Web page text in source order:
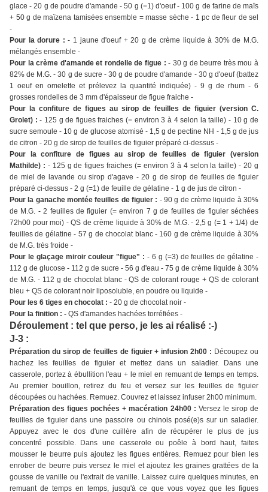
glace - 20 g de poudre d'amande - 50 g (=1) d'oeuf - 100 g de farine de maïs
+ 50 g de maïzena tamisées ensemble = masse sèche - 1 pc de fleur de sel
-
Pour la dorure :- 1 jaune d'oeuf + 20 g de crème liquide à 30% de M.G.
mélangés ensemble -
Pour la crème d'amande et rondelle de figue :- 30 g de beurre très mou à
82% de M.G. - 30 g de sucre - 30 g de poudre d'amande - 30 g d'oeuf (battez
1 oeuf en omelette et prélevez la quantité indiquée) - 9 g de rhum - 6
grosses rondelles de 3 mm d'épaisseur de figue fraiche -
Pour la confiture de figues au sirop de feuilles de figuier (version C.
Grolet) :- 125 g de figues fraiches (= environ 3 à 4 selon la taille) - 10 g de
sucre semoule - 10 g de glucose atomisé - 1,5 g de pectine NH - 1,5 g de jus
de citron - 20 g de sirop de feuilles de figuier préparé ci-dessus -
Pour la confiture de figues au sirop de feuilles de figuier (version
Mathilde) : - 125 g de figues fraiches (= environ 3 à 4 selon la taille) - 20 g
de miel de lavande ou sirop d'agave - 20 g de sirop de feuilles de figuier
préparé ci-dessus - 2 g (=1) de feuille de gélatine - 1 g de jus de citron -
Pour la ganache montée feuilles de figuier : - 90 g de crème liquide à 30%
de M.G. - 2 feuilles de figuier (= environ 7 g de feuilles de figuier séchées
72h00 pour moi) - QS de crème liquide à 30% de M.G. - 2,5 g (= 1 + 1/4) de
feuilles de gélatine - 57 g de chocolat blanc - 160 g de crème liquide à 30%
de M.G. très froide -
Pour le glaçage miroir couleur "figue" :- 6 g (=3) de feuilles de gélatine -
112 g de glucose - 112 g de sucre - 56 g d'eau - 75 g de crème liquide à 30%
de M.G. - 112 g de chocolat blanc - QS de colorant rouge + QS de colorant
bleu + QS de colorant noir liposoluble, en poudre ou liquide -
Pour les 6 tiges en chocolat : - 20 g de chocolat noir -
Pour la finition : - QS d'amandes hachées torréfiées -
Déroulement : tel que perso, je les ai réalisé :-)
J-3 :
Préparation du sirop de feuilles de figuier + infusion 2h00 : Découpez ou
hachez les feuilles de figuier et mettez dans un saladier. Dans une
casserole, portez à ébullition l'eau + le miel en remuant de temps en temps.
Au premier bouillon, retirez du feu et versez sur les feuilles de figuier
découpées ou hachées. Remuez. Couvrez et laissez infuser 2h00 minimum.
Préparation des figues pochées + macération 24h00 : Versez le sirop de
feuilles de figuier dans une passoire ou chinois posé(e)s sur un saladier.
Appuyez avec le dos d'une cuillère afin de récupérer le plus de jus
concentré possible. Dans une casserole ou poêle à bord haut, faites
mousser le beurre puis ajoutez les figues entières. Remuez pour bien les
enrober de beurre puis versez le miel et ajoutez les graines grattées de la
gousse de vanille ou l'extrait de vanille. Laissez cuire quelques minutes, en
remuant de temps en temps, jusqu'à ce que vous voyez que les figues